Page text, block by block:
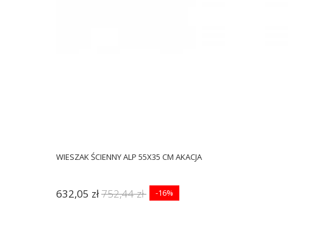
WIESZAK ŚCIENNY ALP 55X35 CM AKACJA
632,05 zł752,44 zł -16%